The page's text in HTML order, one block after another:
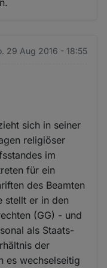
29 Aug 2016 - 18:55
sich in seiner
religiöser
im
für ein
des Beamten
stellt er in den
(GG) - und
als Staats-
der
es wechselseitig